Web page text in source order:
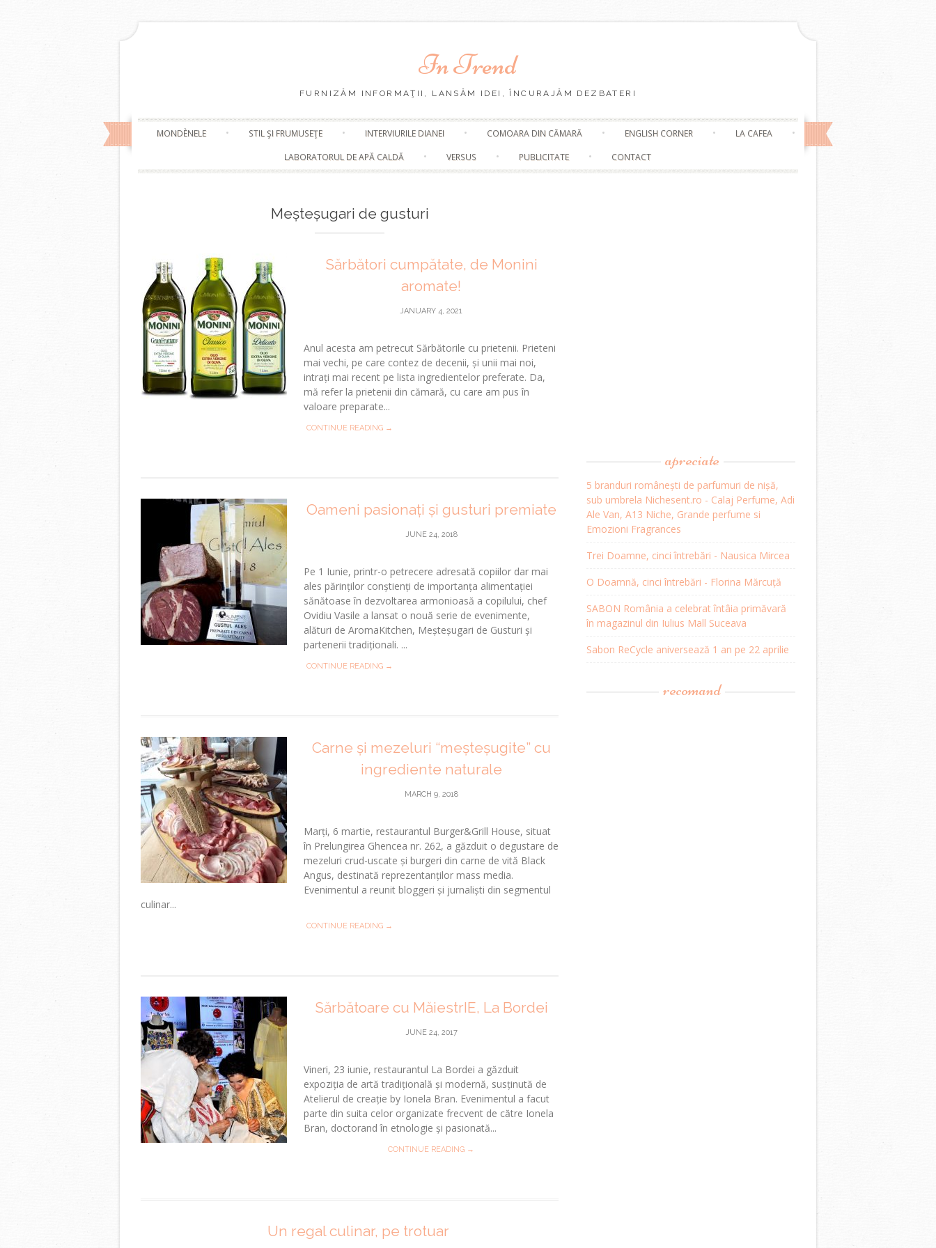
In Trend
FURNIZĂM INFORMAŢII, LANSĂM IDEI, ÎNCURAJĂM DEZBATERI
Skip
content
MONDÈNELE STIL ŞI FRUMUSEŢE INTERVIURILE DIANEI COMOARA DIN CĂMARĂ ENGLISH CORNER
LA CAFEA
LABORATORUL DE APĂ CALDĂ
VERSUS PUBLICITATE CONTACT
Meșteșugari de gusturi
Sărbători cumpătate, de Monini
aromate!
JANUARY 4, 2021
Anul acesta am petrecut Sărbătorile cu prietenii. Prieteni
mai vechi, pe care contez de decenii, și unii mai noi,
intrați mai recent pe lista ingredientelor preferate. Da,
mă refer la prietenii din cămară, cu care am pus în
valoare preparate...
CONTINUE READING →
Oameni pasionați și gusturi premiate
JUNE 24, 2018
Pe 1 Iunie, printr-o petrecere adresată copiilor dar mai
ales părinților conștienți de importanța alimentației
sănătoase în dezvoltarea armonioasă a copilului, chef
Ovidiu Vasile a lansat o nouă serie de evenimente,
alături de AromaKitchen, Meșteșugari de Gusturi și
partenerii tradiționali. ...
CONTINUE READING →
Carne și mezeluri “meșteșugite” cu
ingrediente naturale
MARCH 9, 2018
Marți, 6 martie, restaurantul Burger&Grill House, situat
în Prelungirea Ghencea nr. 262, a găzduit o degustare de
mezeluri crud-uscate și burgeri din carne de vită Black
Angus, destinată reprezentanților mass media.
Evenimentul a reunit bloggeri și jurnaliști din segmentul
culinar...
CONTINUE READING →
Sărbătoare cu MăiestrIE, La Bordei
JUNE 24, 2017
Vineri, 23 iunie, restaurantul La Bordei a găzduit
expoziția de artă tradițională și modernă, susținută de
Atelierul de creație by Ionela Bran. Evenimentul a facut
parte din suita celor organizate frecvent de către Ionela
Bran, doctorand în etnologie și pasionată...
CONTINUE READING →
Un regal culinar, pe trotuar
apreciate
5 branduri românești de parfumuri de nișă,
sub umbrela Nichesent.ro - Calaj Perfume, Adi
Ale Van, A13 Niche, Grande perfume si
Emozioni Fragrances
Trei Doamne, cinci întrebări - Nausica Mircea
O Doamnă, cinci întrebări - Florina Mărcuță
SABON România a celebrat întâia primăvară
în magazinul din Iulius Mall Suceava
Sabon ReCycle aniversează 1 an pe 22 aprilie
recomand